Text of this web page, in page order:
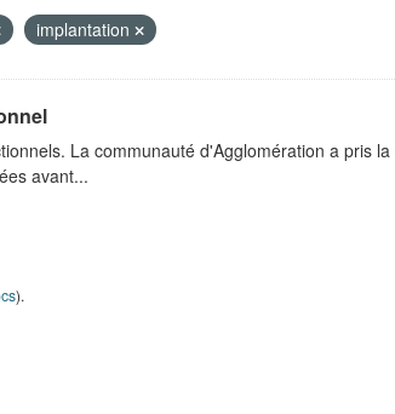
implantation
La communauté d'Agglomération a pris
avant...
).